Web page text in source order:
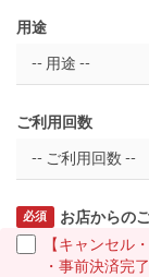
用途
ご利用回数
お店からの
必須
【キャンセル
・事前決済完